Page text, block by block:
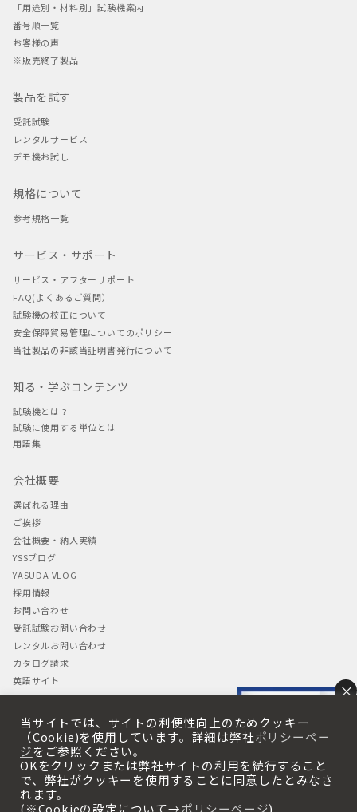
「用途別・材料別」試験機案内
番号順一覧
お客様の声
※販売終了製品
製品を試す
受託試験
レンタルサービス
デモ機お試し
規格について
参考規格一覧
サービス・サポート
サービス・アフターサポート
FAQ(よくあるご質問）
試験機の校正について
安全保障貿易管理についてのポリシー
当社製品の非該当証明書発行について
知る・学ぶコンテンツ
試験機とは？
試験に使用する単位とは
用語集
会社概要
選ばれる理由
ご挨拶
会社概要・納入実績
YSSブログ
YASUDA VLOG
採用情報
お問い合わせ
受託試験お問い合わせ
レンタルお問い合わせ
カタログ請求
英語サイト
中文サイト
プライバシーポリシー
プライバシーポリシー
・Cookieの使用について
当サイトでは、サイトの利便性向上のためクッキー
（Cookie)を使用しています。詳細は弊社ポリシーペー
ジをご参照ください。
OKをクリックまたは弊社サイトの利用を続行すること
で、弊社がクッキーを使用することに同意したとみなさ
れます。
(※Cookieの設定について→ポリシーページ)
×